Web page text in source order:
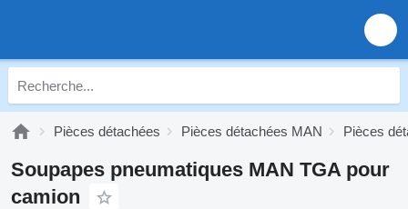
Pièces détachées Pièces détachées MAN Pièces
Soupapes pneumatiques MAN TGA pour
camion